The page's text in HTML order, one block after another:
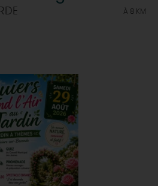
À 8 KM